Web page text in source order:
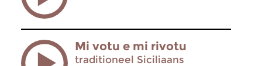
Mi votu e mi rivotu
traditioneel Siciliaans